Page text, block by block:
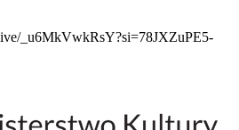
_u6MkVwkRsY?si=78JXZuPE5-